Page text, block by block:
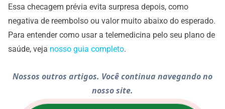
Essa checagem prévia evita surpresa depois, como
negativa de reembolso ou valor muito abaixo do esperado.
Para entender como usar a telemedicina pelo seu plano de
saúde, veja nosso guia completo.
Nossos outros artigos. Você continua navegando no
nosso site.